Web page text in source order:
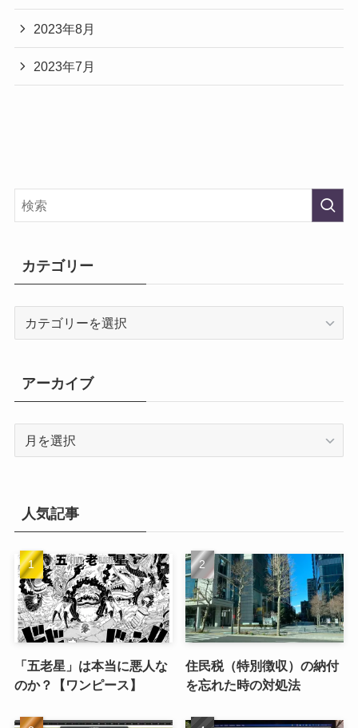
2023年8月
2023年7月
カテゴリー
リ
ー
アーカイブ
ブ人気記事
「五老星」は本当に悪人な
のか？【ワンピース】
住民税（特別徴収）の納付
を忘れた時の対処法